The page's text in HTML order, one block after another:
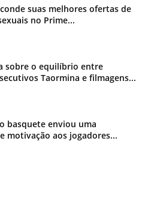
suas melhores ofertas de
no Prime...
sobre o equilíbrio entre
Taormina e filmagens...
basquete enviou uma
motivação aos jogadores...